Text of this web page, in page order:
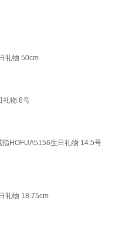
礼物 50cm
礼物 8号
HOFUA5156生日礼物 14.5号
礼物 18.75cm